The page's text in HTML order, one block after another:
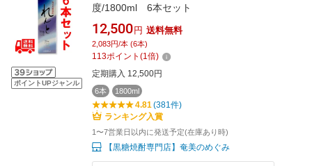
ポイントUPジャンル
度/1800ml 6本セット
12,500 円 送料無料
2,083円/本 (6本)
113ポイント (1倍)
定期購入 12,500円
6本 1800ml
4.81(381件)
ランキング入賞
1〜7営業日以内に発送予定(在庫あり時)
【黒糖焼酎専門店】奄美のめぐみ